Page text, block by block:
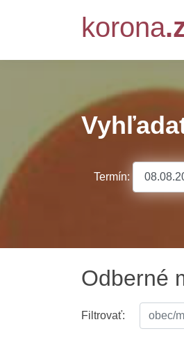
korona
Termín:
Odberné
Filtrovať: